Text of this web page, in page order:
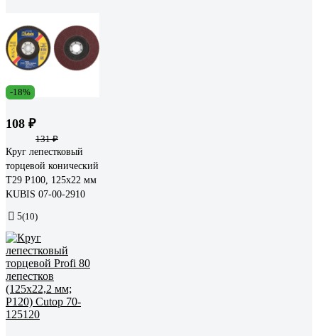
-18%
108 ₽
131 ₽
Круг лепестковый
торцевой конический
Т29 Р100, 125х22 мм
KUBIS 07-00-2910
5(10)